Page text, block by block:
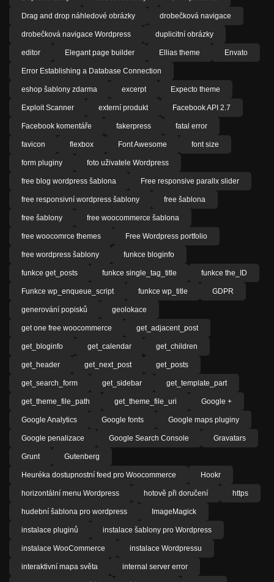
Drag and drop náhledové obrázky drobečková navigace
drobečková navigace Wordpress duplicitní obrázky
editor Elegant page builder Ellias theme Envato
Error Establishing a Database Connection
eshop šablony zdarma excerpt Expecto theme
Exploit Scanner externí produkt Facebook API 2.7
Facebook komentáře fakerpress fatal error
favicon flexbox Font Awesome font size
form pluginy foto uživatele Wordpress
free blog wordpress šablona Free responsive parallx slider
free responsivní wordpress šablony free šablona
free šablony free woocommerce šablona
free woocomrce themes Free Wordpress portfolio
free wordpress šablony funkce bloginfo
funkce get_posts funkce single_tag_title funkce the_ID
Funkce wp_enqueue_script funkce wp_title GDPR
generování popisků geolokace
get one free woocommerce get_adjacent_post
get_bloginfo get_calendar get_children
get_header get_next_post get_posts
get_search_form get_sidebar get_template_part
get_theme_file_path get_theme_file_uri Google +
Google Analytics Google fonts Google maps pluginy
Google penalizace Google Search Console Gravatars
Grunt Gutenberg
Heuréka dostupnostní feed pro Woocommerce Hookr
horizontální menu Wordpress hotově při doručení https
hudební šablona pro wordpress ImageMagick
instalace pluginů instalace šablony pro Wordpress
instalace WooCommerce instalace Wordpressu
interaktivní mapa světa internal server error